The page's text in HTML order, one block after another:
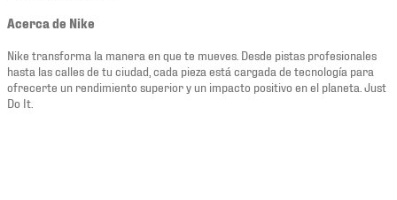
Acerca de Nike
Nike transforma la manera en que te mueves. Desde pistas profesionales
hasta las calles de tu ciudad, cada pieza está cargada de tecnología para
ofrecerte un rendimiento superior y un impacto positivo en el planeta. Just
Do It.